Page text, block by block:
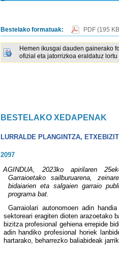
Bestelako formatuak: PDF (195
Hemen ikusgai dauden gainerako
ofizial eta jatorrizkoa eraldatuz lortu
BESTELAKO XEDAPENAK
LURRALDE PLANGINTZA,
2097
AGINDUA, 2023ko apirilaren
Garraioetako sailburuarena,
bidaiarien eta salgaien garraio
programa bat.
Garraiolari autonomoen adin
sektoreari eragiten dioten arazoetako
bizitza profesional gehiena errepide
adin handiko profesional horiek
hartarako, beharrezko baliabideak